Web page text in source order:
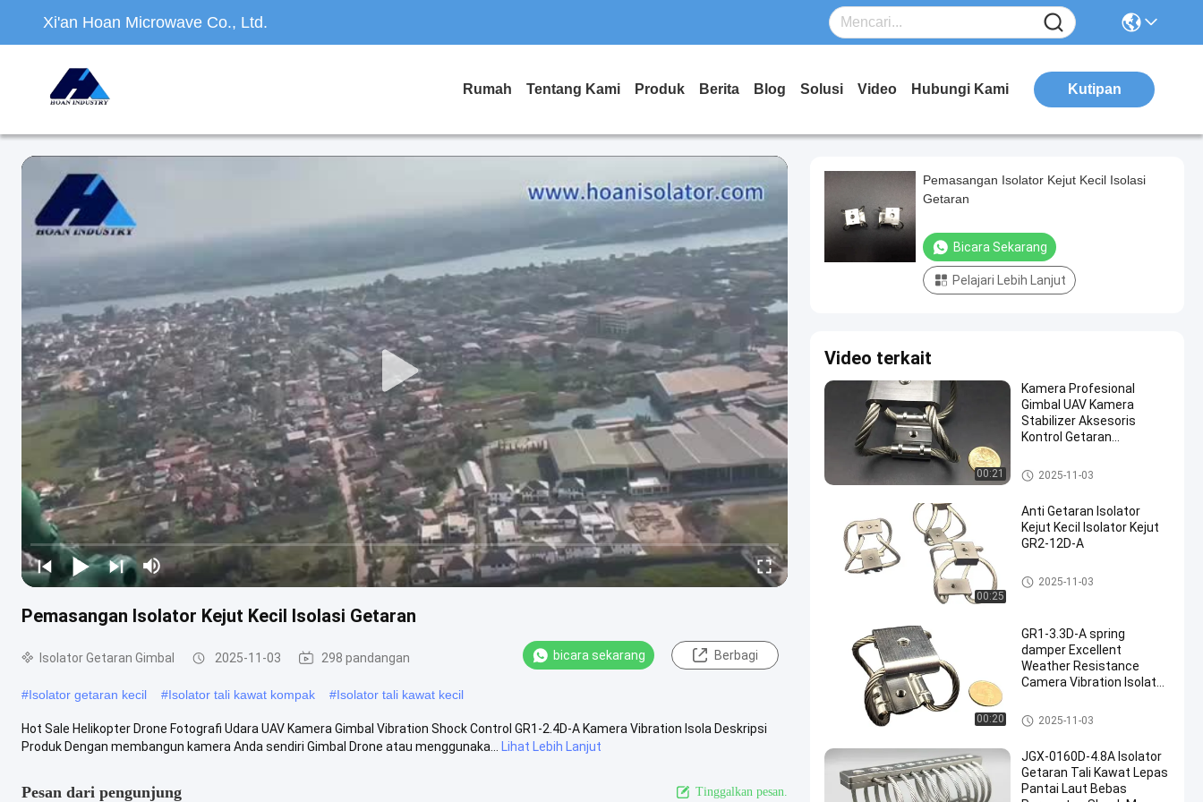
Xi'an Hoan Microwave Co., Ltd.
Rumah Tentang Kami Produk Berita Blog Solusi Video Hubungi Kami Kutipan
Pemasangan Isolator Kejut Kecil Isolasi Getaran
Isolator Getaran Gimbal 2025-11-03 298 pandangan bicara sekarang Berbagi
#Isolator getaran kecil #Isolator tali kawat kompak #Isolator tali kawat kecil
Hot Sale Helikopter Drone Fotografi Udara UAV Kamera Gimbal Vibration Shock Control GR1-2.4D-A Kamera Vibration Isola Deskripsi
Produk Dengan membangun kamera Anda sendiri Gimbal Drone atau menggunaka...
Lihat Lebih Lanjut
Pesan dari pengunjung Tinggalkan pesan.
Pemasangan Isolator Kejut Kecil Isolasi
Getaran
Bicara Sekarang
Pelajari Lebih Lanjut
Video terkait
00:21
Kamera Profesional
Gimbal UAV Kamera
Stabilizer Aksesoris
Kontrol Getaran
Isolator Tali Kawat
Isolator Getaran Gimbal
2025-11-03
00:25
Anti Getaran Isolator
Kejut Kecil Isolator Kejut
GR2-12D-A
Isolator Getaran Gimbal
2025-11-03
00:20
GR1-3.3D-A spring
damper Excellent
Weather Resistance
Camera Vibration Isolator
Isolator Getaran Gimbal
2025-11-03
JGX-0160D-4.8A Isolator
Getaran Tali Kawat Lepas
Pantai Laut Bebas